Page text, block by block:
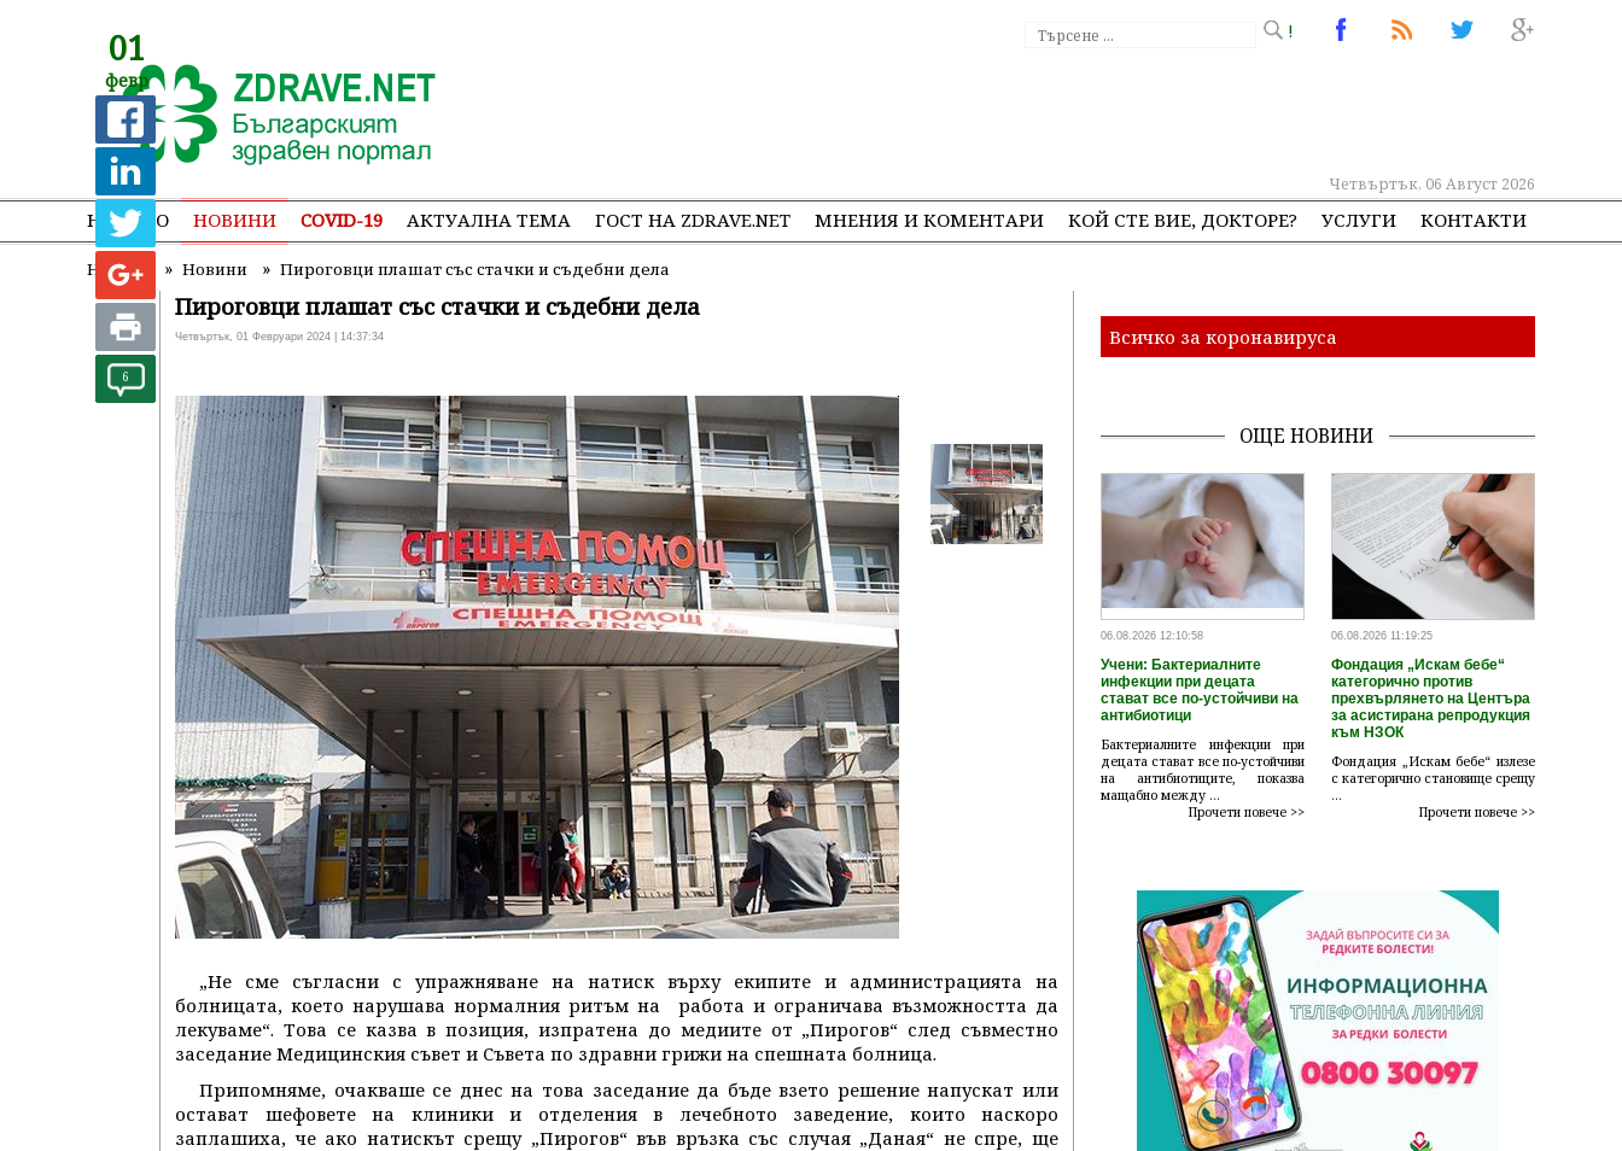
!
Четвъртък, 06 Август 2026
НАЧАЛО НОВИНИ COVID-19 АКТУАЛНА ТЕМА ГОСТ НА ZDRAVE.NET МНЕНИЯ И КОМЕНТАРИ КОЙ СТЕ ВИЕ, ДОКТОРЕ? УСЛУГИ КОНТАКТИ
Начало » Новини » Пироговци плашат със стачки и съдебни дела
01
февр
6
Пироговци плашат със стачки и съдебни дела
Четвъртък, 01 Февруари 2024 | 14:37:34
„Не сме съгласни с упражняване на натиск върху екипите и администрацията на
болницата, което нарушава нормалния ритъм на работа и ограничава възможността да
лекуваме“. Това се казва в позиция, изпратена до медиите от „Пирогов“ след съвместно
заседание Медицинския съвет и Съвета по здравни грижи на спешната болница.
Припомняме, очакваше се днес на това заседание да бъде взето решение напускат или
остават шефовете на клиники и отделения в лечебното заведение, които наскоро
заплашиха, че ако натискът срещу „Пирогов“ във връзка със случая „Даная“ не спре, ще
Всичко за коронавируса
ОЩЕ НОВИНИ
06.08.2026 12:10:58
Учени: Бактериалните
инфекции при децата
стават все по-устойчиви на
антибиотици
Бактериалните инфекции при
децата стават все по-устойчиви
на антибиотиците, показва
мащабно между ...
Прочети повече >>
06.08.2026 11:19:25
Фондация „Искам бебе“
категорично против
прехвърлянето на Центъра
за асистирана репродукция
към НЗОК
Фондация „Искам бебе“ излезе
с категорично становище срещу
...
Прочети повече >>